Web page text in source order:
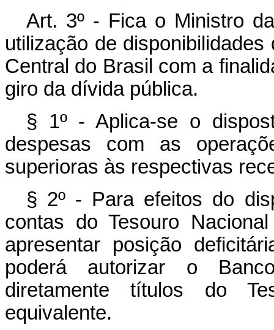
Art. 3º - Fica o Ministro
utilização de
Central do Brasil com a
giro da dívida pública.
§ 1º - Aplica-se o
despesas com as
superioras às respectivas
§ 2º - Para efeitos do
contas do Tesouro
apresentar posição
poderá autorizar o
diretamente títulos do
equivalente.